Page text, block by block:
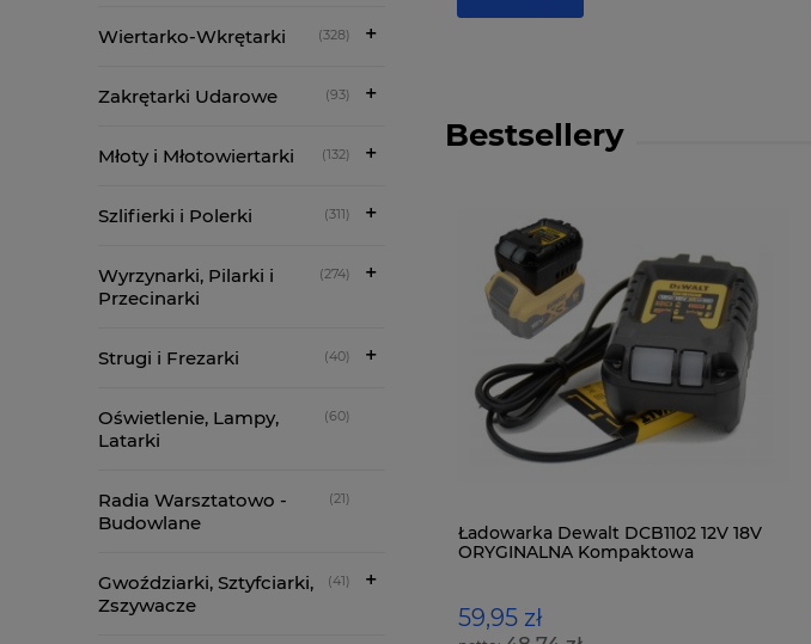
Wiertarko-Wkrętarki (328)
Zakrętarki Udarowe (93)
Młoty i Młotowiertarki (132)
Szlifierki i Polerki (311)
Wyrzynarki, Pilarki i
Przecinarki
(274)
Strugi i Frezarki (40)
Oświetlenie, Lampy,
Latarki
(60)
Radia Warsztatowo -
Budowlane
(21)
Gwoździarki, Sztyfciarki,
Zszywacze
(41)
Bestsellery
Makita BL1860B 6ah Akumulator 18V
349,00 zł
Ładowarka Dewalt DCB1102 12V 18V
ORYGINALNA Kompaktowa
59,95 zł